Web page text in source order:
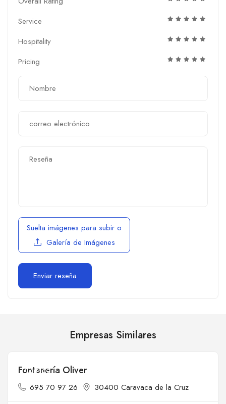
Service
Hospitality
Pricing
Suelta imágenes para subir o
Galería de Imágenes
Empresas Similares
Cerrado
Fontanería Oliver
695 70 97 26 30400 Caravaca de la Cruz